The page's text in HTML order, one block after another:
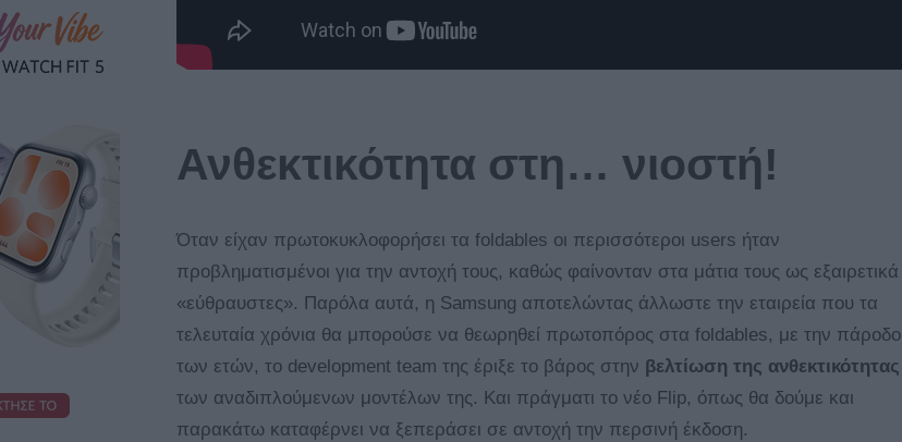
Ανθεκτικότητα στη… νιοστή!
Όταν είχαν πρωτοκυκλοφορήσει τα foldables οι περισσότεροι users ήταν
προβληματισμένοι για την αντοχή τους, καθώς φαίνονταν στα μάτια τους ως εξαιρετικά
«εύθραυστες». Παρόλα αυτά, η Samsung αποτελώντας άλλωστε την εταιρεία που τα
τελευταία χρόνια θα μπορούσε να θεωρηθεί πρωτοπόρος στα foldables, με την πάροδο
των ετών, το development team της έριξε το βάρος στην βελτίωση της ανθεκτικότητας
των αναδιπλούμενων μοντέλων της. Και πράγματι το νέο Flip, όπως θα δούμε και
παρακάτω καταφέρνει να ξεπεράσει σε αντοχή την περσινή έκδοση.